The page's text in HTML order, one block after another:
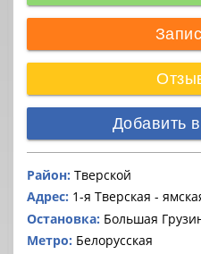
Добавить
Район: Тверской
Адрес: 1-я Тверская -
Остановка: Большая
Метро: Белорусская